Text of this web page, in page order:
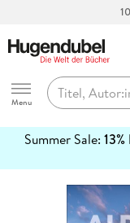
Hugendubel
Menu
Summer Sale:
erfahren